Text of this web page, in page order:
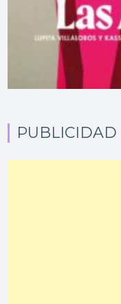
PUBLICIDAD